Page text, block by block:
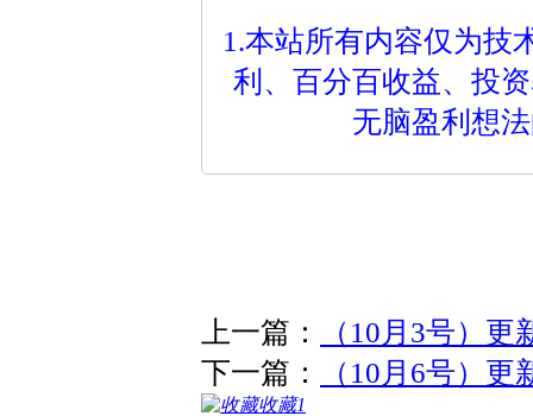
1.本站所有内容仅为技
利、百分百收益、投
无脑盈利想
上一篇：
（10月3号）
下一篇：
（10月6号）
收藏1